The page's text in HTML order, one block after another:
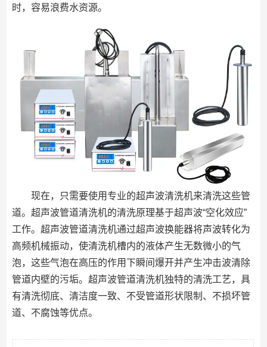
时，容易浪费水资源。
现在，只需要使用专业的超声波清洗机来清洗这些管
道。超声波管道清洗机的清洗原理基于超声波“空化效应”
工作。超声波管道清洗机通过超声波换能器将声波转化为
高频机械振动，使清洗机槽内的液体产生无数微小的气
泡，这些气泡在高压的作用下瞬间爆开并产生冲击波清除
管道内壁的污垢。超声波管道清洗机独特的清洗工艺，具
有清洗彻底、清洁度一致、不受管道形状限制、不损坏管
道、不腐蚀等优点。